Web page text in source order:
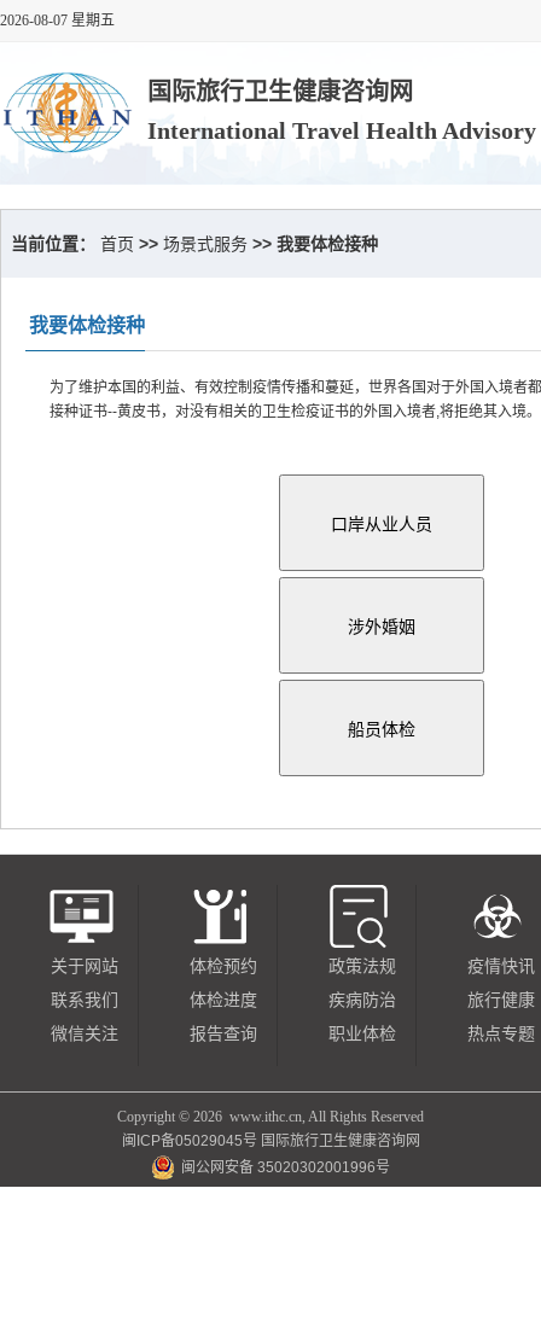
2026-08-07 星期五
国际旅行卫生健康咨询网
International Travel Health
当前位置： 首页 >> 场景式服务 >> 我要体检接种
我要体检接种
为了维护本国的利益、有效控制疫情传播和蔓延，世界各国对于外国入境
接种证书--黄皮书，对没有相关的卫生检疫证书的外国入境者,将拒绝其入境。
关于网站
联系我们
微信关注
体检预约
体检进度
报告查询
政策法规
疾病防治
职业体检
疫情快讯
旅行健康
热点专题
Copyright © 2026 www.ithc.cn, All Rights Reserved
闽ICP备05029045号 国际旅行卫生健康咨询网
闽公网安备 35020302001996号